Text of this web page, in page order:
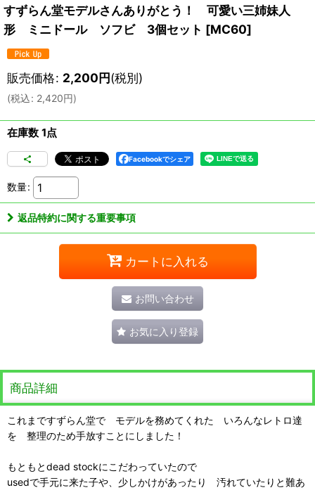
すずらん堂モデルさんありがとう！ 可愛い三姉妹人
形 ミニドール ソフビ 3個セット [MC60]
販売価格: 2,200円(税別)
(税込: 2,420円)
在庫数 1点
Facebookでシェア
数量:
返品特約に関する重要事項
カートに入れる
お問い合わせ
お気に入り登録
商品詳細
これまですずらん堂で モデルを務めてくれた いろんなレトロ達
を 整理のため手放すことにしました！
もともとdead stockにこだわっていたので
usedで手元に来た子や、少しかけがあったり 汚れていたりと難あ